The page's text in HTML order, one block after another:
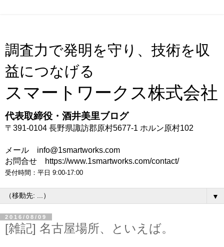
調査力で発明を守り、技術を収
益につなげる
スマートワークス株式会社
代表取締役・酒井美里ブログ
〒391-0104 長野県諏訪郡原村5677-1 ホルン原村102
メール info@1smartworks.com
お問合せ https://www.1smartworks.com/contact/
受付時間：平日 9:00-17:00
▼
2016/08/09
[雑記] 名古屋場所、といえば。